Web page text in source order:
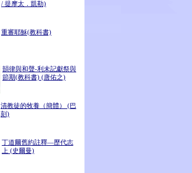
/ 提摩太．凱勒)
重審耶穌(教科書)
韻律與和聲-利未記獻祭與
節期(教科書) (唐佑之)
清教徒的牧養（簡體） (巴
刻)
丁道爾舊約註釋—歷代志
上 (史爾曼)